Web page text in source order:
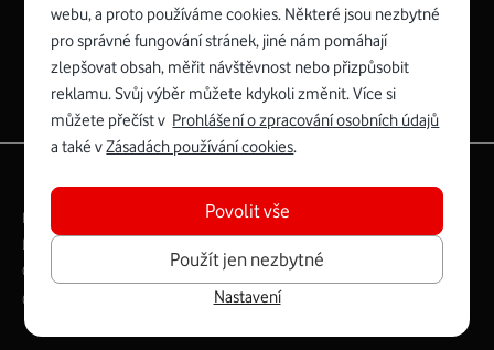
Zyxel VMG8623-T50B:
Rozměry modemu jsou 16 x 22 x 7,5 cm (včetně stojánku)
a nabízí 4 gigabitové LAN porty a bezdrátové připojení Wi-
Fi ve verzích 802.11 b/g/n/ac pro frekvenci 2,4 GHz a
Mb/s.
Více o Zyxel VMG8623-T50B
Spojte se s Vodafonem
Právní­ podmí­nky
Ochrana soukromí­
Digitální odpovědnost
Ceník
Copyright © 2026 Vodafone Czech Republic a.s.
webu, a proto používáme cookies. Některé jsou nezbytné
pro správné fungování stránek, jiné nám pomáhají
zlepšovat obsah, měřit návštěvnost nebo přizpůsobit
reklamu. Svůj výběr můžete kdykoli změnit. Více si
můžete přečíst v Prohlášení o zpracování osobních údajů
a také vZásadách používání cookies.
Použít jen nezbytné
Povolit vše
Nastavení